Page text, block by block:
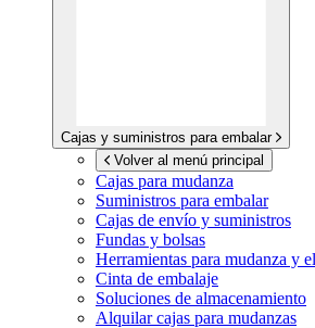
Cajas y suministros para embalar
Volver al menú principal
Cajas para mudanza
Suministros para embalar
Cajas de envío y suministros
Fundas y bolsas
Herramientas para mudanza y
Cinta de embalaje
Soluciones de almacenamiento
Alquilar cajas para mudanzas